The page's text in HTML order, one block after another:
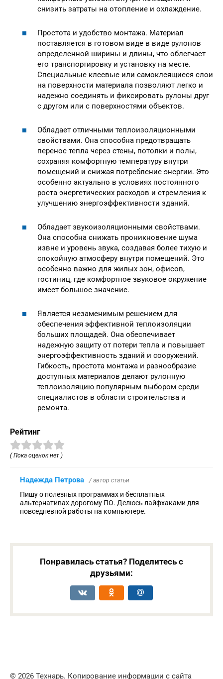
снизить затраты на отопление и охлаждение.
Простота и удобство монтажа. Материал
поставляется в готовом виде в виде рулонов
определенной ширины и длины, что облегчает
его транспортировку и установку на месте.
Специальные клеевые или самоклеящиеся слои
на поверхности материала позволяют легко и
надежно соединять и фиксировать рулоны друг
с другом или с поверхностями объектов.
Обладает отличными теплоизоляционными
свойствами. Она способна предотвращать
перенос тепла через стены, потолки и полы,
сохраняя комфортную температуру внутри
помещений и снижая потребление энергии. Это
особенно актуально в условиях постоянного
роста энергетических расходов и стремления к
улучшению энергоэффективности зданий.
Обладает звукоизоляционными свойствами.
Она способна снижать проникновение шума
извне и уровень звука, создавая более тихую и
спокойную атмосферу внутри помещений. Это
особенно важно для жилых зон, офисов,
гостиниц, где комфортное звуковое окружение
имеет большое значение.
Является незаменимым решением для
обеспечения эффективной теплоизоляции
больших площадей. Она обеспечивает
надежную защиту от потери тепла и повышает
энергоэффективность зданий и сооружений.
Гибкость, простота монтажа и разнообразие
доступных материалов делают рулонную
теплоизоляцию популярным выбором среди
специалистов в области строительства и
ремонта.
Рейтинг
( Пока оценок нет )
Надежда Петрова / автор статьи
Пишу о полезных программах и бесплатных
альтернативах дорогому ПО. Делюсь лайфхаками для
повседневной работы на компьютере.
Понравилась статья? Поделитесь с
друзьями:
© 2026 Технарь. Копирование информации с сайта